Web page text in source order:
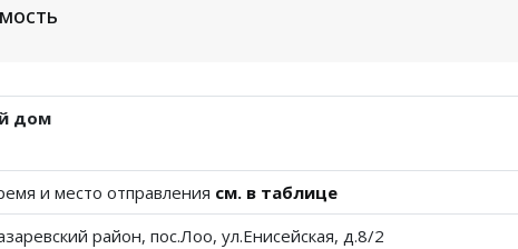
дом
и место отправления см. в таблице
район, пос.Лоо, ул.Енисейская, д.8/2